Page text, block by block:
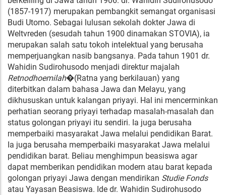
(1857-1917) merupakan pembangkit semangat organisasi
Budi Utomo. Sebagai lulusan sekolah dokter Jawa di
Weltvreden (sesudah tahun 1900 dinamakan STOVIA), ia
merupakan salah satu tokoh intelektual yang berusaha
memperjuangkan nasib bangsanya. Pada tahun 1901 dr.
Wahidin Sudirohusodo menjadi direktur majalah
Retnodhoemilah�(Ratna yang berkilauan) yang
diterbitkan dalam bahasa Jawa dan Melayu, yang
dikhususkan untuk kalangan priyayi. Hal ini mencerminkan
perhatian seorang priyayi terhadap masalah-masalah dan
status golongan priyayi itu sendiri. Ia juga berusaha
memperbaiki masyarakat Jawa melalui pendidikan Barat.
Ia juga berusaha memperbaiki masyarakat Jawa melalui
pendidikan barat. Beliau menghimpun beasiswa agar
dapat memberikan pendidikan modern atau barat kepada
golongan priyayi Jawa dengan mendirikan Studie Fonds
atau Yayasan Beasiswa. Ide dr. Wahidin Sudirohusodo